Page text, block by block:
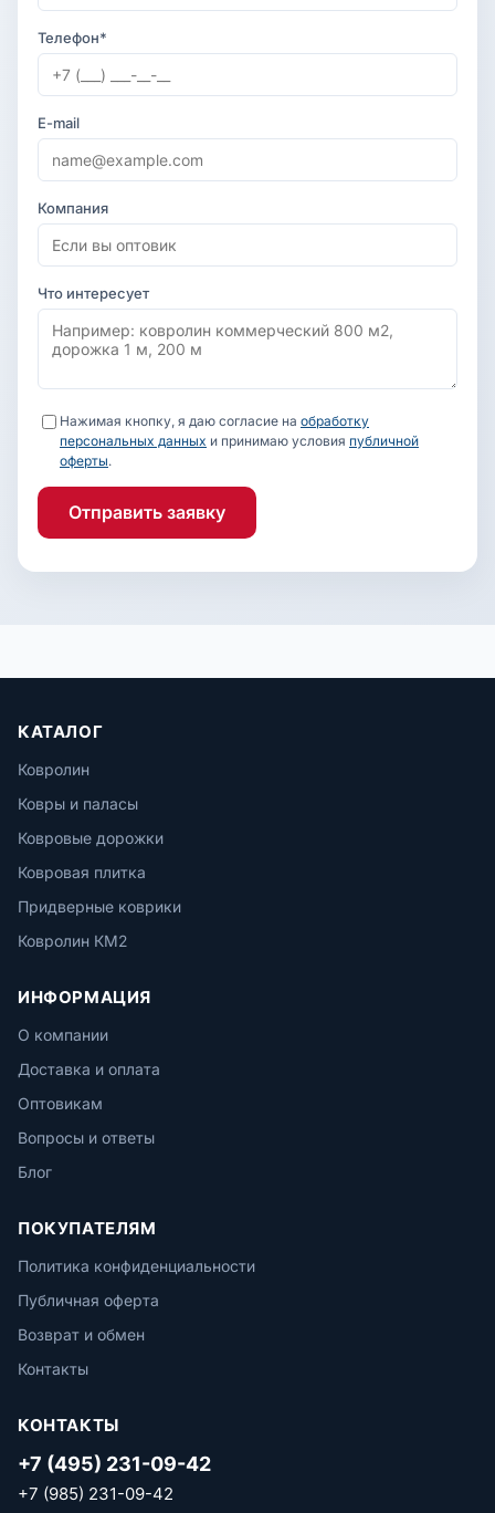
Телефон*
E-mail
Компания
Что интересует
Нажимая кнопку, я даю согласие на обработку
персональных данных и принимаю условия публичной
оферты.
Отправить заявку
КАТАЛОГ
Ковролин
Ковры и паласы
Ковровые дорожки
Ковровая плитка
Придверные коврики
Ковролин КМ2
ИНФОРМАЦИЯ
О компании
Доставка и оплата
Оптовикам
Вопросы и ответы
Блог
ПОКУПАТЕЛЯМ
Политика конфиденциальности
Публичная оферта
Возврат и обмен
Контакты
КОНТАКТЫ
+7 (495) 231-09-42
+7 (985) 231-09-42